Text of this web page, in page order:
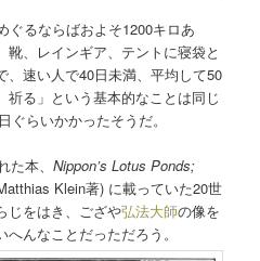
ぐるならばおよそ1200キロあ
、レインギア、テントに寝袋と
、速い人で40日未満、平均して50
祈る」という基本的なことは同じ
ぐらいかかったそうだ。
た本、Nippon’s Lotus Ponds;
Klein著) に載っていた20世
じをはき、ござや弘法大師の像を
んなことだっただろう。